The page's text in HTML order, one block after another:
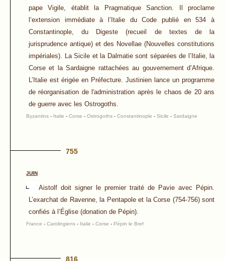
pape Vigile, établit la Pragmatique Sanction. Il proclame
l’extension immédiate à l’Italie du Code publié en 534 à
Constantinople, du Digeste (recueil de textes de la
jurisprudence antique) et des Novellae (Nouvelles constitutions
impériales). La Sicile et la Dalmatie sont séparées de l’Italie, la
Corse et la Sardaigne rattachées au gouvernement d’Afrique.
L’Italie est érigée en Préfecture. Justinien lance un programme
de réorganisation de l'administration après le chaos de 20 ans
de guerre avec les Ostrogoths.
Byzantins - Italie - Corse - Ostrogoths - Constantinople - Sicile - Sardaigne
755
JUIN
Aistolf doit signer le premier traité de Pavie avec Pépin.
L’exarchat de Ravenne, la Pentapole et la Corse (754-756) sont
confiés à l’Église (donation de Pépin).
France - Carolingiens - Italie - Corse - Pépin le Bref
816